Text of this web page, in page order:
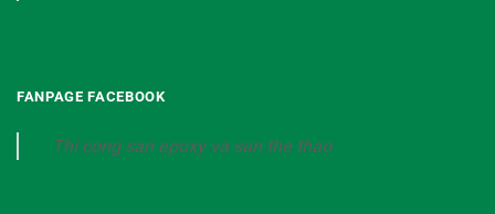
FANPAGE FACEBOOK
Thi cong san epoxy va san the thao